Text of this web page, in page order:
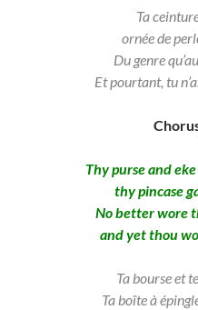
Ta
ornée de
Du genre
Et pourtant, tu
Thy purse and
thy pincase
No better wore
and yet thou
Ta bourse et
Ta boîte à